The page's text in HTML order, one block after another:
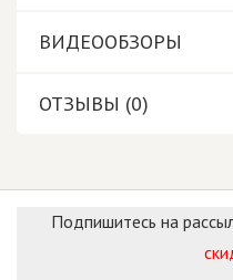
ВИДЕООБЗОРЫ
ОТЗЫВЫ (0)
Подпишитесь на